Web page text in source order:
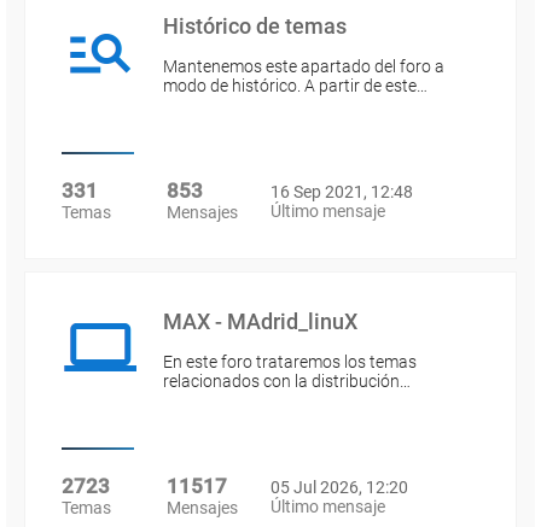
Histórico de temas
Mantenemos este apartado del foro a
modo de histórico. A partir de este…
331
Temas
853
Mensajes
16 Sep 2021, 12:48
Último mensaje
MAX - MAdrid_linuX
En este foro trataremos los temas
relacionados con la distribución…
2723
Temas
11517
Mensajes
05 Jul 2026, 12:20
Último mensaje